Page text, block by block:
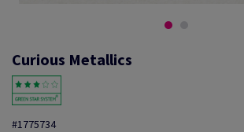
Curious Metallics
#1775734